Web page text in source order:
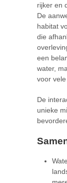
rijker en
De
habitat
die
een
water,
voor vele
De
unieke